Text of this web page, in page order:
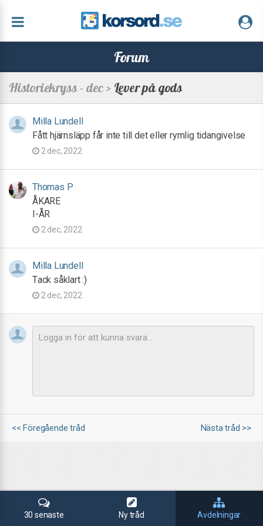
Forum
Historiekryss - dec >Lever på gods
Milla Lundell
Fått hjärnsläpp får inte till det eller rymlig tidangivelse
2 dec, 2022
Thomas P
ÅKARE
I-ÅR
2 dec, 2022
Milla Lundell
Tack såklart :)
2 dec, 2022
<< Föregående tråd Nästa tråd >>
30 senaste Ny tråd Avdelningar